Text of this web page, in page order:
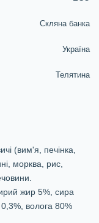
Скляна банка
Україна
Телятина
(вим'я, печінка,
морква, рис,
жир 5%, сира
0,3%, волога 80%